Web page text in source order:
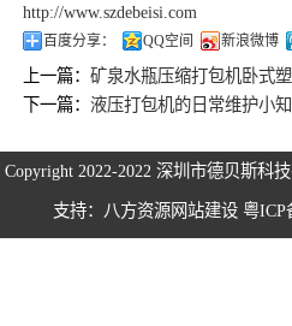
http://www.szdebeisi.com
百度分享： QQ空间 新浪微博
上一篇：矿泉水瓶压缩打包机卧式
下一篇：液压打包机的日常维护小
Copyright 2022-2022 深圳市德贝斯科技
支持：八方资源网站建设 粤ICP
编织袋打包机系
列
立式金属打包机
系列
废纸打包机系列
海绵打包机系列